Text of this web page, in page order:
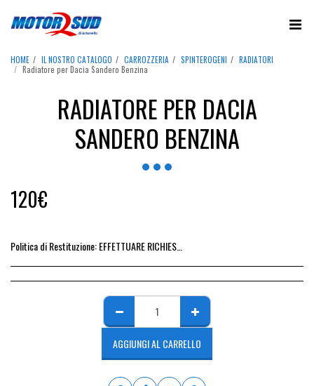
HOME IL NOSTRO CATALOGO CARROZZERIA SPINTEROGENI
RADIATORI
Radiatore per Dacia Sandero Benzina
RADIATORE PER DACIA
SANDERO BENZINA
120€
Politica di Restituzione:EFFETTUARE RICHIESTA DI RESO ENTRO 14 GIORNI DALL&#039;ACQUISTO DEL RICAMBIO, IL RIMBORSO VIENE EMESSO ALLA CONSEGNA DEL RICAMBIO IN SEDE.
AGGIUNGI AL CARRELLO